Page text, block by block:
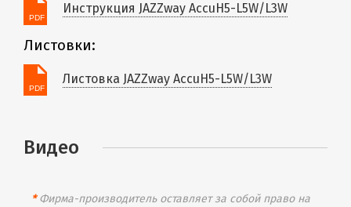
Инструкция JAZZway AccuH5-L5W/L3W
Листовки:
Листовка JAZZway AccuH5-L5W/L3W
Видео
*Фирма-производитель оставляет за собой право на